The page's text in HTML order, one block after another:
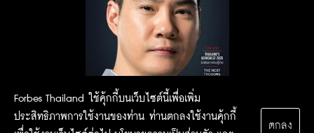
Forbes Thailand ใช้คุ้กกี้บนเว็บไซต์นี้เพื่อเพิ่ม
ประสิทธิภาพการใช้งานของท่าน ท่านตกลงใช้งานคุ้กกี้
ตกลง